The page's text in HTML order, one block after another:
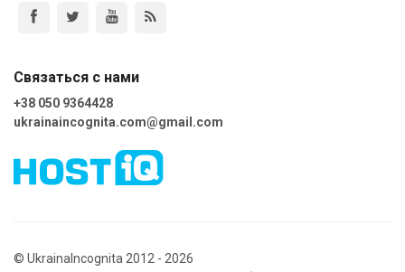
Связаться с нами
+38 050 9364428
ukrainaincognita.com@gmail.com
© UkrainaIncognita 2012 - 2026